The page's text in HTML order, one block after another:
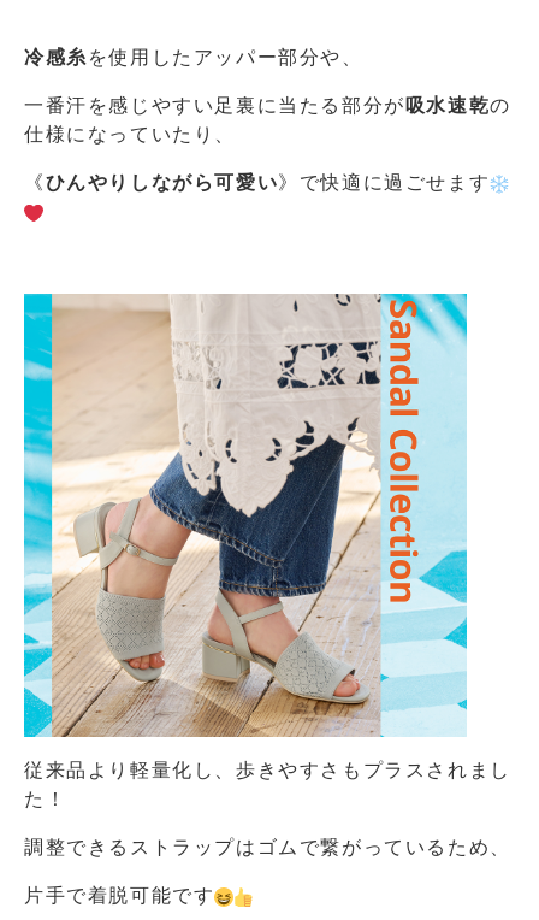
冷感糸を使用したアッパー部分や、
一番汗を感じやすい足裏に当たる部分が吸水速乾の
仕様になっていたり、
《ひんやりしながら可愛い》で快適に過ごせます
従来品より軽量化し、歩きやすさもプラスされまし
た！
調整できるストラップはゴムで繋がっているため、
片手で着脱可能です